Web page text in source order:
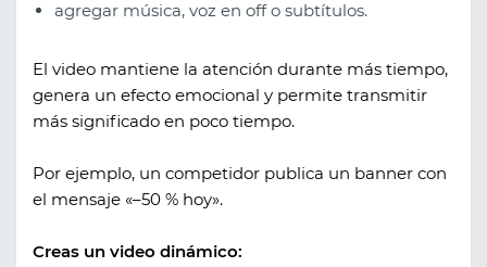
agregar música, voz en off o subtítulos.
El video mantiene la atención durante más tiempo,
genera un efecto emocional y permite transmitir
más significado en poco tiempo.
Por ejemplo, un competidor publica un banner con
el mensaje «–50 % hoy».
Creas un video dinámico: